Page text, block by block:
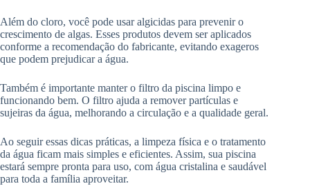
Além do cloro, você pode usar algicidas para prevenir o
crescimento de algas. Esses produtos devem ser aplicados
conforme a recomendação do fabricante, evitando exageros
que podem prejudicar a água.
Também é importante manter o filtro da piscina limpo e
funcionando bem. O filtro ajuda a remover partículas e
sujeiras da água, melhorando a circulação e a qualidade geral.
Ao seguir essas dicas práticas, a limpeza física e o tratamento
da água ficam mais simples e eficientes. Assim, sua piscina
estará sempre pronta para uso, com água cristalina e saudável
para toda a família aproveitar.